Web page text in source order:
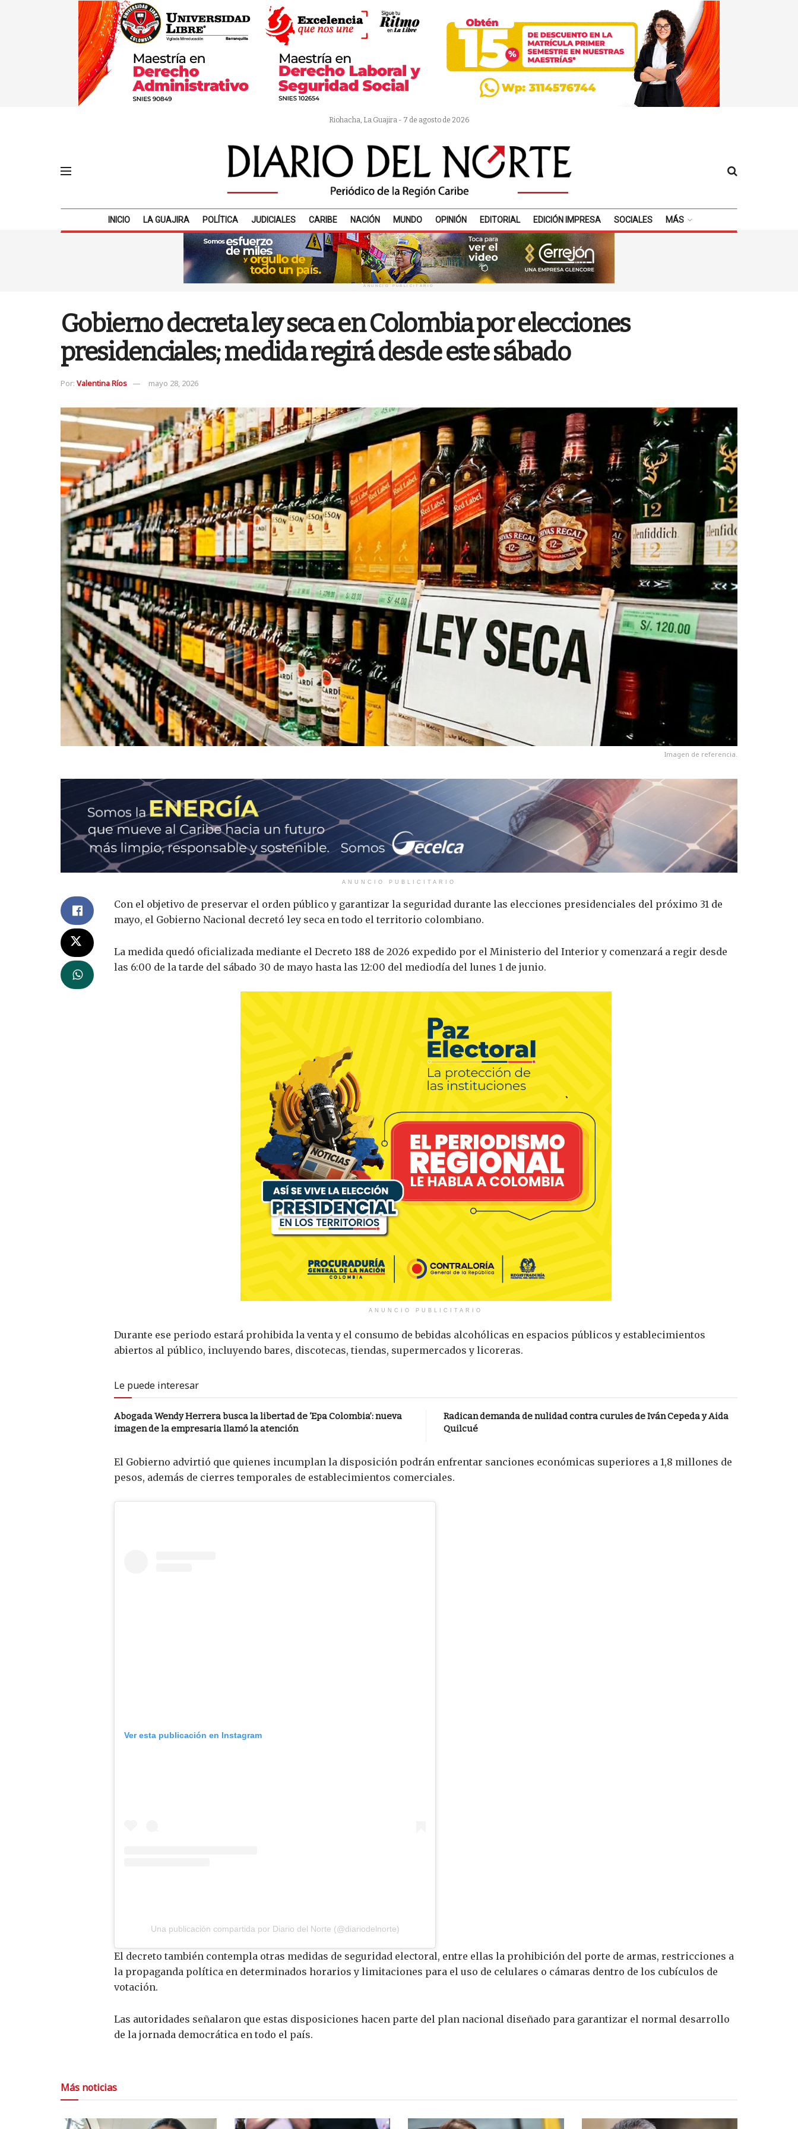
Riohacha, La Guajira - 7 de agosto de 2026
INICIO LA GUAJIRA POLÍTICA JUDICIALES CARIBE NACIÓN MUNDO OPINIÓN EDITORIAL EDICIÓN IMPRESA SOCIALES MÁS
ANUNCIO PUBLICITARIO
Gobierno decreta ley seca en Colombia por elecciones
presidenciales; medida regirá desde este sábado
Por: Valentina Ríos mayo 28, 2026
Imagen de referencia.
ANUNCIO PUBLICITARIO
Con el objetivo de preservar el orden público y garantizar la seguridad durante las elecciones presidenciales del próximo 31 de
mayo, el Gobierno Nacional decretó ley seca en todo el territorio colombiano.
La medida quedó oficializada mediante el Decreto 188 de 2026 expedido por el Ministerio del Interior y comenzará a regir desde
las 6:00 de la tarde del sábado 30 de mayo hasta las 12:00 del mediodía del lunes 1 de junio.
ANUNCIO PUBLICITARIO
Durante ese periodo estará prohibida la venta y el consumo de bebidas alcohólicas en espacios públicos y establecimientos
abiertos al público, incluyendo bares, discotecas, tiendas, supermercados y licoreras.
Le puede interesar
Abogada Wendy Herrera busca la libertad de ‘Epa Colombia’: nueva
imagen de la empresaria llamó la atención
Radican demanda de nulidad contra curules de Iván Cepeda y Aida
Quilcué
El Gobierno advirtió que quienes incumplan la disposición podrán enfrentar sanciones económicas superiores a 1,8 millones de
pesos, además de cierres temporales de establecimientos comerciales.
Ver esta publicación en Instagram
Una publicación compartida por Diario del Norte (@diariodelnorte)
El decreto también contempla otras medidas de seguridad electoral, entre ellas la prohibición del porte de armas, restricciones a
la propaganda política en determinados horarios y limitaciones para el uso de celulares o cámaras dentro de los cubículos de
votación.
Las autoridades señalaron que estas disposiciones hacen parte del plan nacional diseñado para garantizar el normal desarrollo
de la jornada democrática en todo el país.
Más noticias